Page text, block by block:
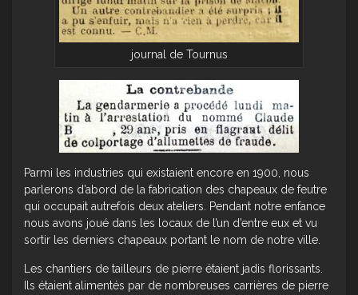
journal de Tournus
Parmi les industries qui existaient encore en 1900, nous
parlerons d’abord de la fabrication des chapeaux de feutre
qui occupait autrefois deux ateliers. Pendant notre enfance
nous avons joué dans les locaux de l’un d’entre eux et vu
sortir les derniers chapeaux portant le nom de notre ville.
Les chantiers de tailleurs de pierre étaient jadis florissants.
Ils étaient alimentés par de nombreuses carrières de pierre